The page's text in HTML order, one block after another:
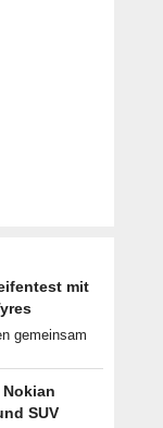
mit
gemeinsam
SUV